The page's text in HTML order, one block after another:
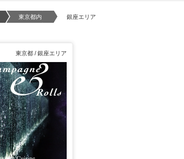
東京都内 銀座エリア
東京都 / 銀座エリア